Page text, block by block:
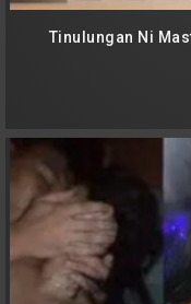
Tinulungan Ni